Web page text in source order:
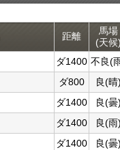
距離
馬場
(天候
ダ1400 不良(
ダ800
良(晴
ダ1400
良(曇
ダ1400
良(雨
ダ1400 良(曇